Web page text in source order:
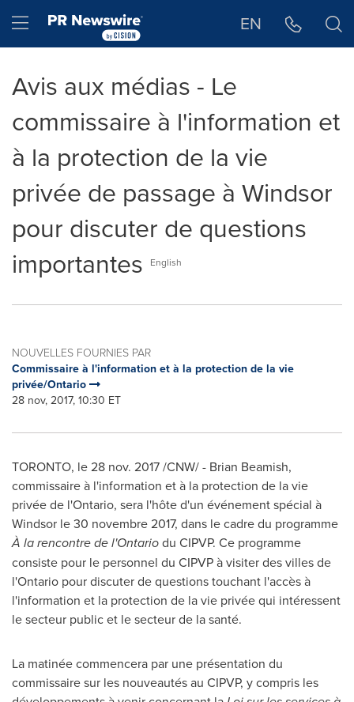
Hamburger menu EN
Avis aux médias - Le
commissaire à l'information et
à la protection de la vie
privée de passage à Windsor
pour discuter de questions
importantes
English
NOUVELLES FOURNIES PAR
Commissaire à l'information et à la protection de la vie
privée/Ontario
28 nov, 2017, 10:30 ET
TORONTO, le28 nov. 2017/CNW/ - Brian Beamish,
commissaire à l'information et à la protection de la vie
privée de l'Ontario, sera l'hôte d'un événement spécial à
Windsor le 30 novembre 2017, dans le cadre du programme
À la rencontre de l'Ontariodu CIPVP. Ce programme
consiste pour le personnel du CIPVP à visiter des villes de
l'Ontario pour discuter de questions touchant l'accès à
l'information et la protection de la vie privée qui intéressent
le secteur public et le secteur de la santé.
La matinée commencera par une présentation du
commissaire sur les nouveautés au CIPVP, y compris les